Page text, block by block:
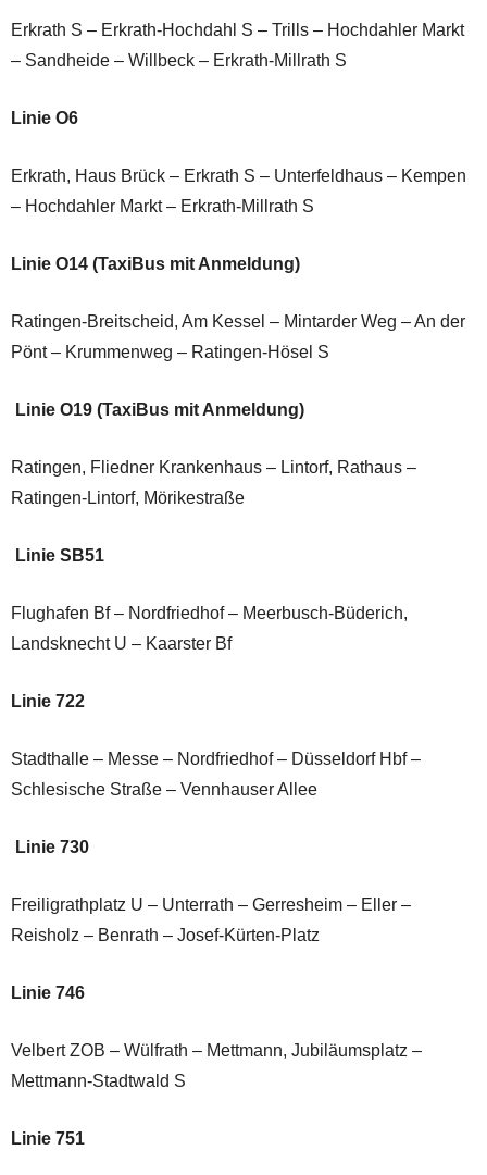
Erkrath S – Erkrath-Hochdahl S – Trills – Hochdahler Markt
– Sandheide – Willbeck – Erkrath-Millrath S
Linie O6
Erkrath, Haus Brück – Erkrath S – Unterfeldhaus – Kempen
– Hochdahler Markt – Erkrath-Millrath S
Linie O14 (TaxiBus mit Anmeldung)
Ratingen-Breitscheid, Am Kessel – Mintarder Weg – An der
Pönt – Krummenweg – Ratingen-Hösel S
Linie O19 (TaxiBus mit Anmeldung)
Ratingen, Fliedner Krankenhaus – Lintorf, Rathaus –
Ratingen-Lintorf, Mörikestraße
Linie SB51
Flughafen Bf – Nordfriedhof – Meerbusch-Büderich,
Landsknecht U – Kaarster Bf
Linie 722
Stadthalle – Messe – Nordfriedhof – Düsseldorf Hbf –
Schlesische Straße – Vennhauser Allee
Linie 730
Freiligrathplatz U – Unterrath – Gerresheim – Eller –
Reisholz – Benrath – Josef-Kürten-Platz
Linie 746
Velbert ZOB – Wülfrath – Mettmann, Jubiläumsplatz –
Mettmann-Stadtwald S
Linie 751